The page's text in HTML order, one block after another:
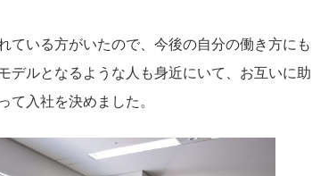
ている方がいたので、今後の自分の働き方にも
デルとなるような人も身近にいて、お互いに助
て入社を決めました。